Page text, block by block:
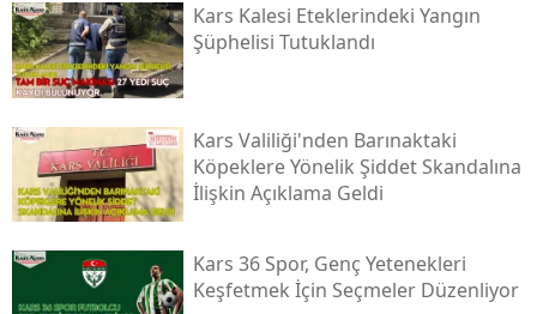
Ordu
Rize
Samsun
Kars Kalesi Eteklerindeki Yangın
Şüphelisi Tutuklandı
Kars Valiliği'nden Barınaktaki
Köpeklere Yönelik Şiddet Skandalına
İlişkin Açıklama Geldi
Kars 36 Spor, Genç Yetenekleri
Keşfetmek İçin Seçmeler Düzenliyor